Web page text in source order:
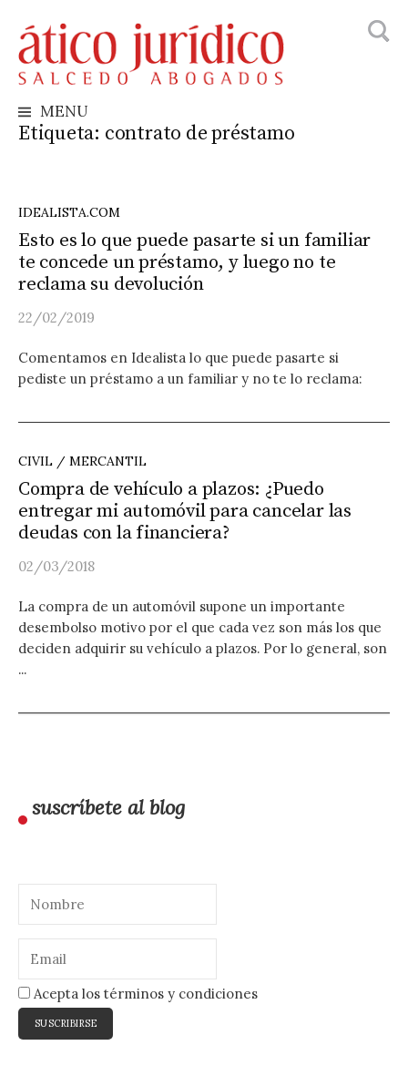
to
content
MENU
Etiqueta: contrato de préstamo
IDEALISTA.COM
Esto es lo que puede pasarte si un familiar
te concede un préstamo, y luego no te
reclama su devolución
22/02/2019
Comentamos en Idealista lo que puede pasarte si
pediste un préstamo a un familiar y no te lo reclama:
CIVIL / MERCANTIL
Compra de vehículo a plazos: ¿Puedo
entregar mi automóvil para cancelar las
deudas con la financiera?
02/03/2018
La compra de un automóvil supone un importante
desembolso motivo por el que cada vez son más los que
deciden adquirir su vehículo a plazos. Por lo general, son
...
suscríbete al blog
Acepta los términos y condiciones